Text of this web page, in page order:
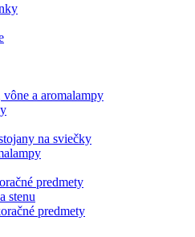
a aromalampy
na sviečky
predmety
stenu
predmety